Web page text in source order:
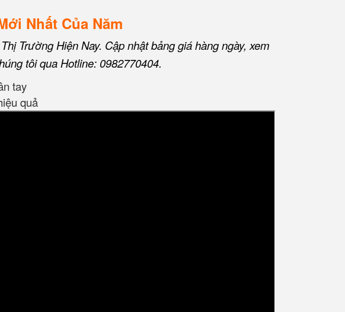
Nhất Của Năm
Trường Hiện Nay. Cập nhật bảng giá hàng ngày, xem
tôi qua Hotline: 0982770404.
quả